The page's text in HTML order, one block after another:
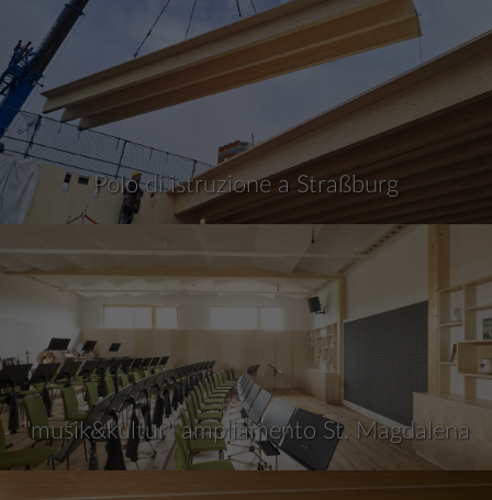
Polo di istruzione a Straßburg
"musik&kultur" ampliamento St. Magdalena